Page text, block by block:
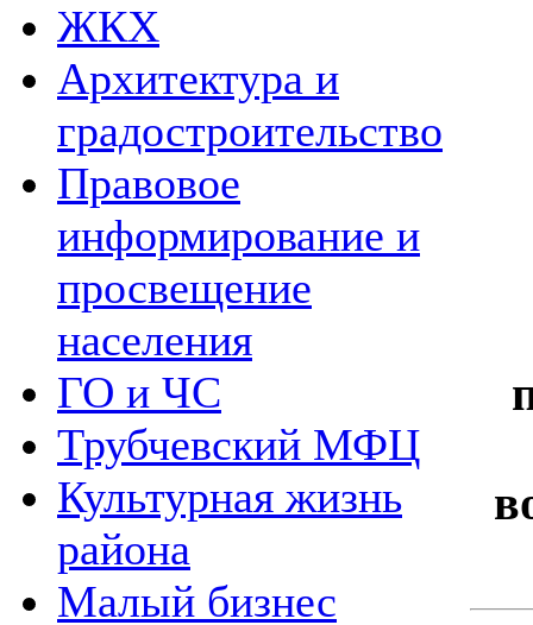
ЖКХ
Архитектура и
градостроительство
Правовое
информирование и
просвещение
населения
ГО и ЧС
Трубчевский МФЦ
Культурная жизнь
района
Малый бизнес